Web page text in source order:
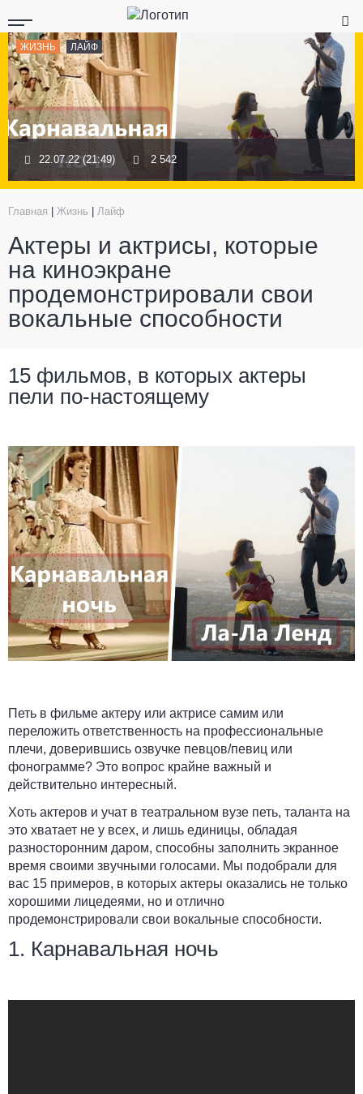
ЖИЗНЬ ЛАЙФ
22.07.22 (21:49) 2 542
Главная Жизнь Лайф
Актеры и актрисы, которые
на киноэкране
продемонстрировали свои
вокальные способности
15 фильмов, в которых актеры
пели по-настоящему
Петь в фильме актеру или актрисе самим или
переложить ответственность на профессиональные
плечи, доверившись озвучке певцов/певиц или
фонограмме? Это вопрос крайне важный и
действительно интересный.
Хоть актеров и учат в театральном вузе петь, таланта на
это хватает не у всех, и лишь единицы, обладая
разносторонним даром, способны заполнить экранное
время своими звучными голосами. Мы подобрали для
вас 15 примеров, в которых актеры оказались не только
хорошими лицедеями, но и отлично
продемонстрировали свои вокальные способности.
1. Карнавальная ночь